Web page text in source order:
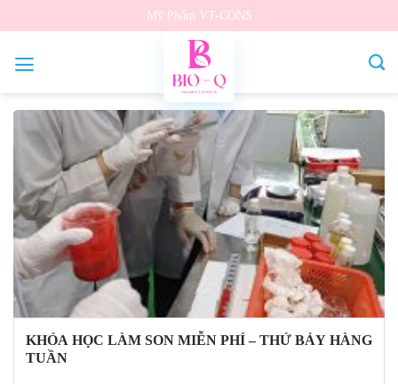
qua
nội
Mỹ Phẩm VT-CONS
Lưu trữ danh mục:Đào tạo khóa học
KHÓA HỌC LÀM SON MIỄN PHÍ – THỨ BẢY HÀNG
TUẦN